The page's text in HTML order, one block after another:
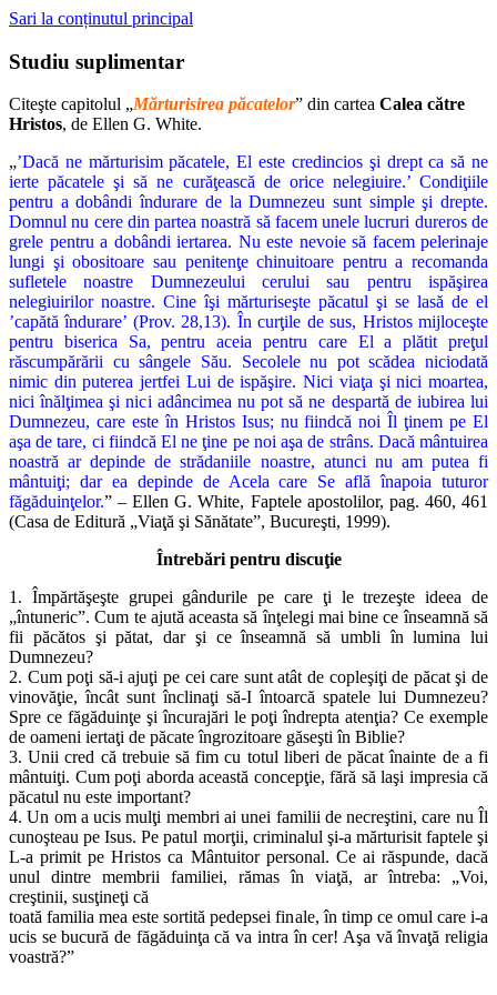
Sari la conținutul principal
Studiu suplimentar
Citeşte capitolul „Mărturisirea păcatelor” din cartea Calea către
Hristos, de Ellen G. White.
„’Dacă ne mărturisim păcatele, El este credincios şi drept ca să ne
ierte păcatele şi să ne curăţească de orice nelegiuire.’ Condiţiile
pentru a dobândi îndurare de la Dumnezeu sunt simple şi drepte.
Domnul nu cere din partea noastră să facem unele lucruri dureros de
grele pentru a dobândi iertarea. Nu este nevoie să facem pelerinaje
lungi şi obositoare sau penitenţe chinuitoare pentru a recomanda
sufletele noastre Dumnezeului cerului sau pentru ispăşirea
nelegiuirilor noastre. Cine îşi mărturiseşte păcatul şi se lasă de el
’capătă îndurare’ (Prov. 28,13). În curţile de sus, Hristos mijloceşte
pentru biserica Sa, pentru aceia pentru care El a plătit preţul
răscumpărării cu sângele Său. Secolele nu pot scădea niciodată
nimic din puterea jertfei Lui de ispăşire. Nici viaţa şi nici moartea,
nici înălţimea şi nici adâncimea nu pot să ne despartă de iubirea lui
Dumnezeu, care este în Hristos Isus; nu fiindcă noi Îl ţinem pe El
aşa de tare, ci fiindcă El ne ţine pe noi aşa de strâns. Dacă mântuirea
noastră ar depinde de strădaniile noastre, atunci nu am putea fi
mântuiţi; dar ea depinde de Acela care Se află înapoia tuturor
făgăduinţelor.” – Ellen G. White, Faptele apostolilor, pag. 460, 461
(Casa de Editură „Viaţă şi Sănătate”, Bucureşti, 1999).
Întrebări pentru discuţie
1. Împărtăşeşte grupei gândurile pe care ţi le trezeşte ideea de
„întuneric”. Cum te ajută aceasta să înţelegi mai bine ce înseamnă să
fii păcătos şi pătat, dar şi ce înseamnă să umbli în lumina lui
Dumnezeu?
2. Cum poţi să-i ajuţi pe cei care sunt atât de copleşiţi de păcat şi de
vinovăţie, încât sunt înclinaţi să-I întoarcă spatele lui Dumnezeu?
Spre ce făgăduinţe şi încurajări le poţi îndrepta atenţia? Ce exemple
de oameni iertaţi de păcate îngrozitoare găseşti în Biblie?
3. Unii cred că trebuie să fim cu totul liberi de păcat înainte de a fi
mântuiţi. Cum poţi aborda această concepţie, fără să laşi impresia că
păcatul nu este important?
4. Un om a ucis mulţi membri ai unei familii de necreştini, care nu Îl
cunoşteau pe Isus. Pe patul morţii, criminalul şi-a mărturisit faptele şi
L-a primit pe Hristos ca Mântuitor personal. Ce ai răspunde, dacă
unul dintre membrii familiei, rămas în viaţă, ar întreba: „Voi,
creştinii, susţineţi că
toată familia mea este sortită pedepsei finale, în timp ce omul care i-a
ucis se bucură de făgăduinţa că va intra în cer! Aşa vă învaţă religia
voastră?”